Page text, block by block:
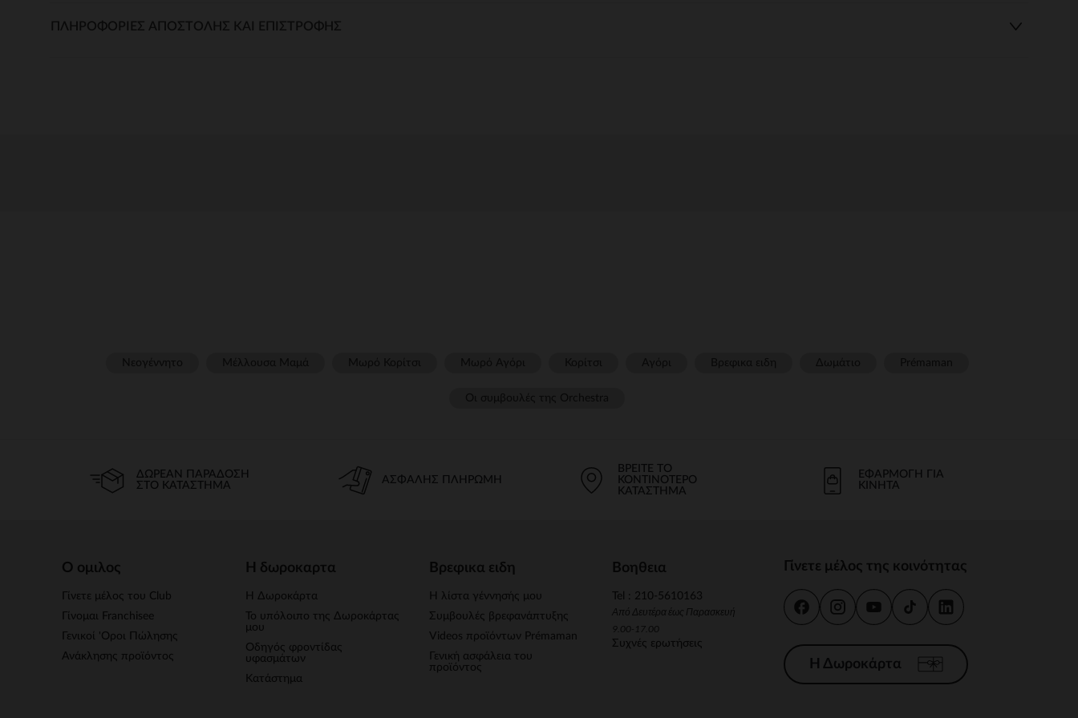
ΠΛΗΡΟΦΟΡΊΕΣ ΑΠΟΣΤΟΛΉΣ ΚΑΙ ΕΠΙΣΤΡΟΦΉΣ
ΔΩΡΕΆΝ ΠΑΡΆΔΟΣΗ
ΣΤΟ ΚΑΤΆΣΤΗΜΑ
ΑΣΦΑΛΉΣ ΠΛΗΡΩΜΉ
ΒΡΕΊΤΕ ΤΟ
ΚΟΝΤΙΝΌΤΕΡΟ
ΚΑΤΆΣΤΗΜΑ
ΕΦΑΡΜΟΓΉ ΓΙΑ
ΚΙΝΗΤΆ
Ο ομιλος
Γίνετε μέλος του Club
Γίνομαι Franchisee
Γενικοί 'Οροι Πώλησης
Ανάκλησης προϊόντος
Η δωροκαρτα
Η Δωροκάρτα
Το υπόλοιπο της Δωροκάρτας
μου
Οδηγός φροντίδας
υφασμάτων
Κατάστημα
Βρεφικα ειδη
Η λίστα γέννησής μου
Συμβουλές βρεφανάπτυξης
Videos προϊόντων Prémaman
Γενική ασφάλεια του
προϊόντος
Βοηθεια
Tel : 210-5610163
Από Δευτέρα έως Παρασκευή
9.00-17.00
Συχνές ερωτήσεις
Γίνετε μέλος της κοινότητας
Η Δωροκάρτα